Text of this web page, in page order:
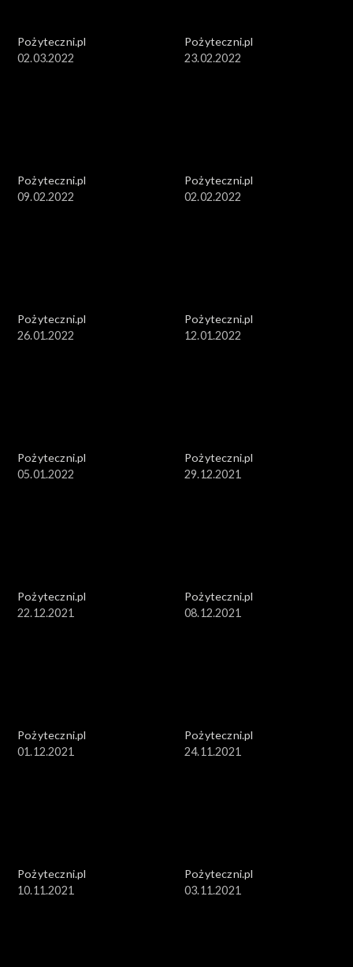
Pożyteczni.pl
02.03.2022
Pożyteczni.pl
23.02.2022
Pożyteczni.pl
09.02.2022
Pożyteczni.pl
02.02.2022
Pożyteczni.pl
26.01.2022
Pożyteczni.pl
12.01.2022
Pożyteczni.pl
05.01.2022
Pożyteczni.pl
29.12.2021
Pożyteczni.pl
22.12.2021
Pożyteczni.pl
08.12.2021
Pożyteczni.pl
01.12.2021
Pożyteczni.pl
24.11.2021
Pożyteczni.pl
10.11.2021
Pożyteczni.pl
03.11.2021